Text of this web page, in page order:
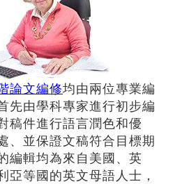
論文編修均由兩位專業編
先由學科專家進行初步編
稿件進行語言潤色和優
、並保證文稿符合目標期
編輯均為來自美國、英
亞等國的英文母語人士，